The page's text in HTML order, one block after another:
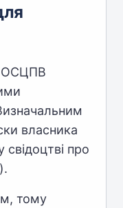
ОСЦПВ
власника
про
тому